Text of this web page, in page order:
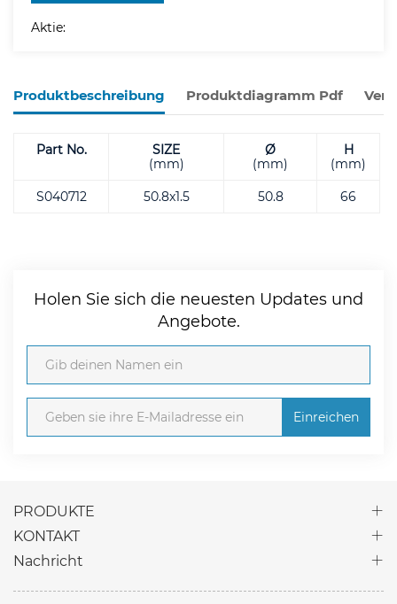
Aktie:
Produktbeschreibung Produktdiagramm Pdf
Part No.
SIZE
(mm)
Ø
(mm)
H
(mm)
S040712
50.8x1.5 50.8 66
Holen Sie sich die neuesten Updates und
Angebote.
Einreichen
PRODUKTE
KONTAKT
Nachricht